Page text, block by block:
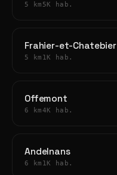
5 km 5K hab.
Frahier-et-Chatebier
5 km 1K hab.
Offemont
6 km4K hab.
Andelnans
6 km 1K hab.